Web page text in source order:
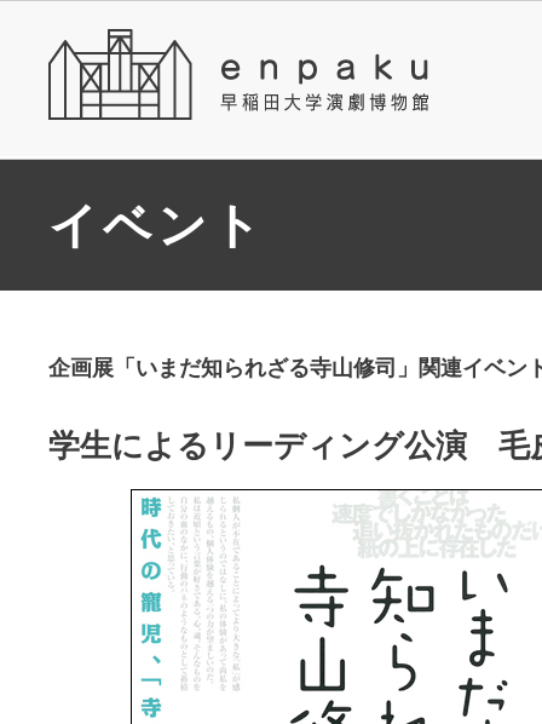
イベント
企画展「いまだ知られざる寺山修司」関連イベン
学生によるリーディング公演 毛